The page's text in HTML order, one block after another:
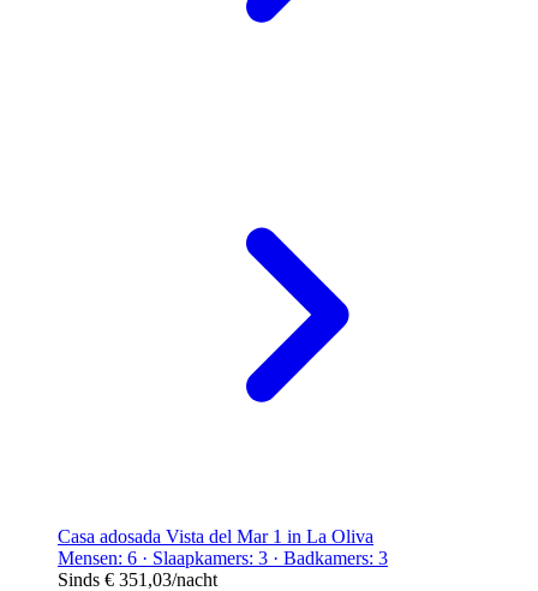
Casa adosada Vista del Mar 1 in La Oliva
Mensen: 6 · Slaapkamers: 3 · Badkamers: 3
Sinds € 351,03/nacht